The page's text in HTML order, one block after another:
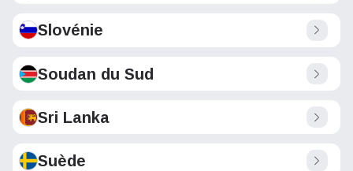
Slovénie
Soudan du Sud
Sri Lanka
Suède